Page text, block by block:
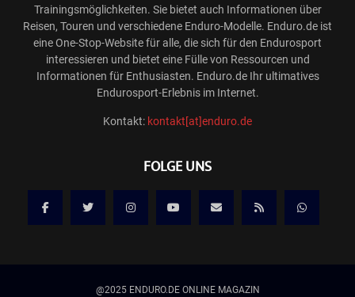
Trainingsmöglichkeiten. Sie bietet auch Informationen über
Reisen, Touren und verschiedene Enduro-Modelle. Enduro.de ist
eine One-Stop-Website für alle, die sich für den Endurosport
interessieren und bietet eine Fülle von Ressourcen und
Informationen für Enthusiasten. Enduro.de Ihr ultimatives
Endurosport-Erlebnis im Internet.
Kontakt: kontakt[at]enduro.de
FOLGE UNS
@2025 ENDURO.DE ONLINE MAGAZIN